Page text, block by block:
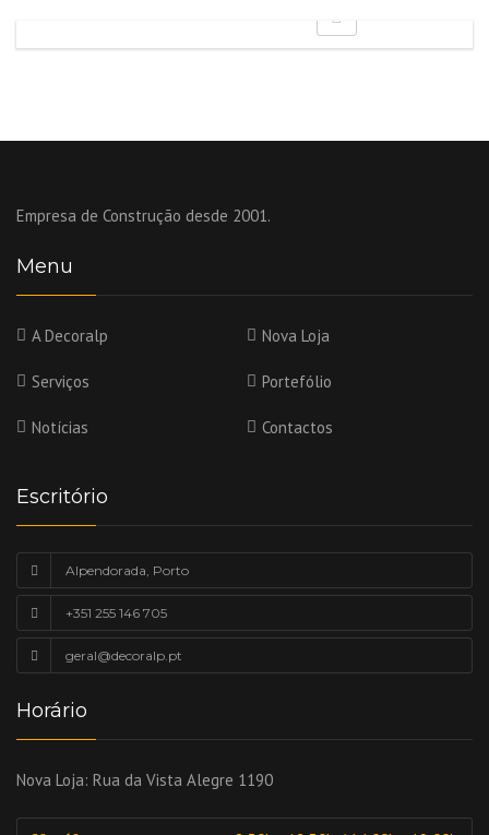
Empresa de Construção desde 2001.
Menu
A Decoralp Nova Loja
Serviços Portefólio
Notícias Contactos
Escritório
Alpendorada, Porto
+351 255 146 705
geral@decoralp.pt
Horário
Nova Loja: Rua da Vista Alegre 1190